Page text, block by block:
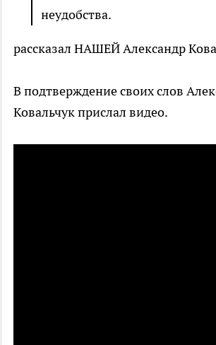
неудобства.
рассказал НАШЕЙ Александр
В подтверждение своих слов
Ковальчук прислал видео.